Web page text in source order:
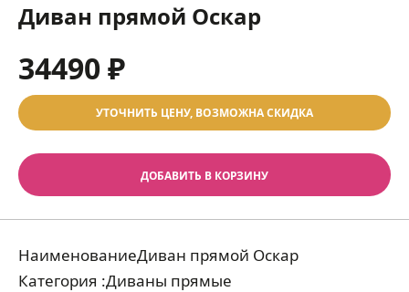
Диван прямой Оскар
34490 ₽
УТОЧНИТЬ ЦЕНУ, ВОЗМОЖНА СКИДКА
ДОБАВИТЬ В КОРЗИНУ
НаименованиеДиван прямой Оскар
Категория :Диваны прямые